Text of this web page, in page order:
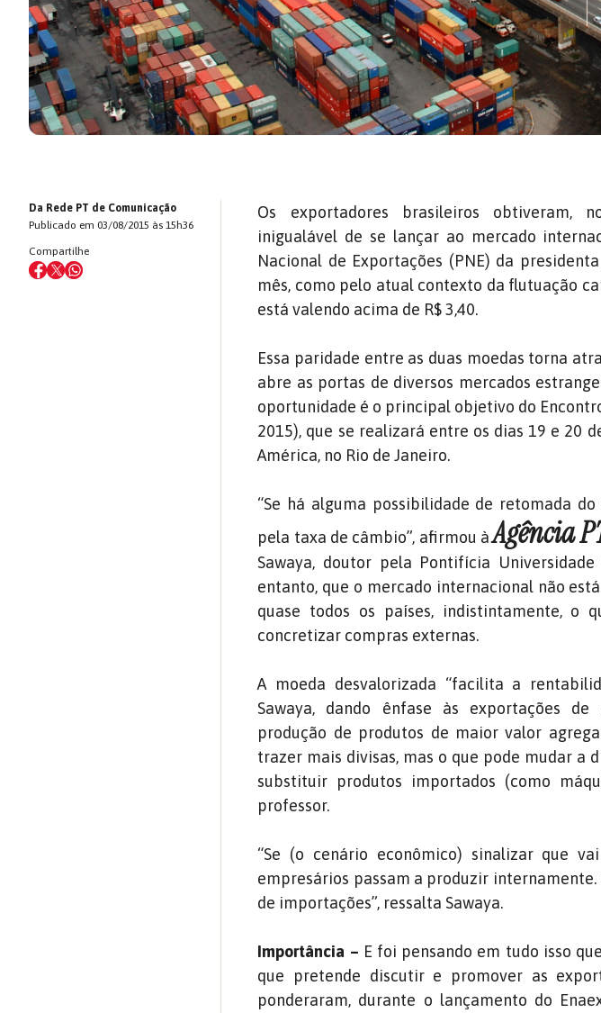
Da Rede PT de Comunicação
Publicado em 03/08/2015 às 15h36
Compartilhe
Os exportadores brasileiros obtiveram,
inigualável de se lançar ao mercado
Nacional de Exportações (PNE) da
mês, como pelo atual contexto da flutuação
está valendo acima de R$ 3,40.
Essa paridade entre as duas moedas torna
abre as portas de diversos mercados
oportunidade é o principal objetivo do
2015), que se realizará entre os dias 19 e 20
América, no Rio de Janeiro.
“Se há alguma possibilidade de retomada
pela taxa de câmbio”, afirmou àAgência
Sawaya, doutor pela Pontifícia
entanto, que o mercado internacional não
quase todos os países, indistintamente, o
concretizar compras externas.
A moeda desvalorizada “facilita a
Sawaya, dando ênfase às exportações
produção de produtos de maior valor
trazer mais divisas, mas o que pode mudar a
substituir produtos importados (como
professor.
“Se (o cenário econômico) sinalizar que
empresários passam a produzir
de importações”, ressalta Sawaya.
Importância – E foi pensando em tudo isso
que pretende discutir e promover as
ponderaram, durante o lançamento do